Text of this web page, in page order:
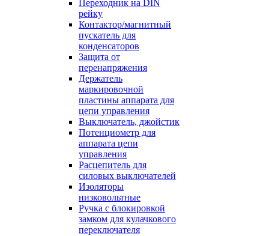
Переходник на DIN
рейку
Контактор/магнитный
пускатель для
конденсаторов
Защита от
перенапряжения
Держатель
маркировочной
пластины аппарата для
цепи управления
Выключатель, джойстик
Потенциометр для
аппарата цепи
управления
Расцепитель для
силовых выключателей
Изоляторы
низковольтные
Ручка с блокировкой
замком для кулачкового
переключателя